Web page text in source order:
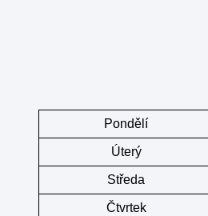
Pondělí
Úterý
Středa
Čtvrtek